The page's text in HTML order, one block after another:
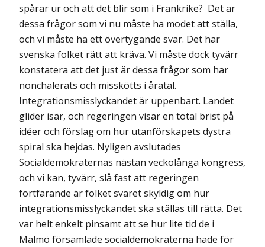
spårar ur och att det blir som i Frankrike? Det är
dessa frågor som vi nu måste ha modet att ställa,
och vi måste ha ett övertygande svar. Det har
svenska folket rätt att kräva. Vi måste dock tyvärr
konstatera att det just är dessa frågor som har
nonchalerats och misskötts i åratal.
Integrationsmisslyckandet är uppenbart. Landet
glider isär, och regeringen visar en total brist på
idéer och förslag om hur utanförskapets dystra
spiral ska hejdas. Nyligen avslutades
Socialdemokraternas nästan veckolånga kongress,
och vi kan, tyvärr, slå fast att regeringen
fortfarande är folket svaret skyldig om hur
integrationsmisslyckandet ska ställas till rätta. Det
var helt enkelt pinsamt att se hur lite tid de i
Malmö församlade socialdemokraterna hade för